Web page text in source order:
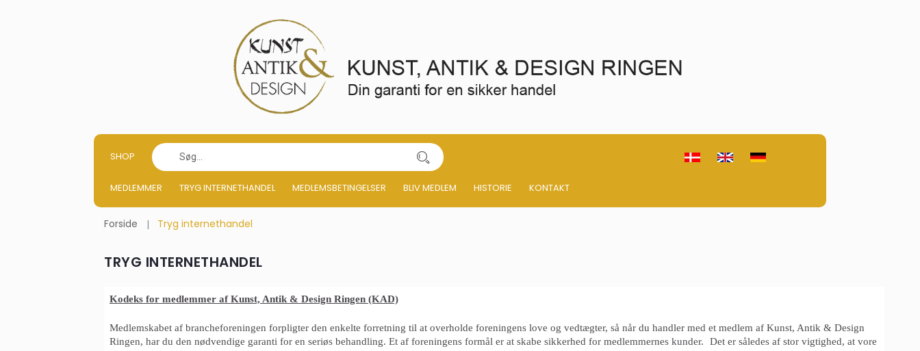
SHOP
MEDLEMMER TRYG INTERNETHANDEL MEDLEMSBETINGELSER BLIV MEDLEM HISTORIE KONTAKT
Forside Tryg internethandel
TRYG INTERNETHANDEL
Kodeks for medlemmer af Kunst, Antik & Design Ringen (KAD)
Medlemskabet af brancheforeningen forpligter den enkelte forretning til at overholde foreningens love og vedtægter, så når du handler med et medlem af Kunst, Antik & Design
Ringen, har du den nødvendige garanti for en seriøs behandling. Et af foreningens formål er at skabe sikkerhed for medlemmernes kunder. Det er således af stor vigtighed, at vore